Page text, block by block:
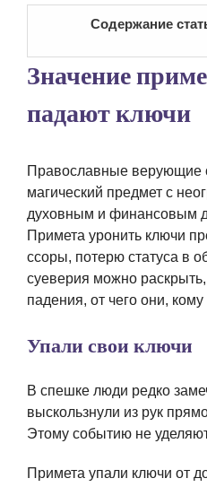
Содержание
Значение
падают ключи
Православные верующие
магический предмет с
духовным и финансовым
Примета уронить ключи
ссоры, потерю статуса в
суеверия можно
падения, от чего они,
Упали свои ключи
В спешке люди редко
выскользнули из рук
Этому событию не
Примета упали ключи от